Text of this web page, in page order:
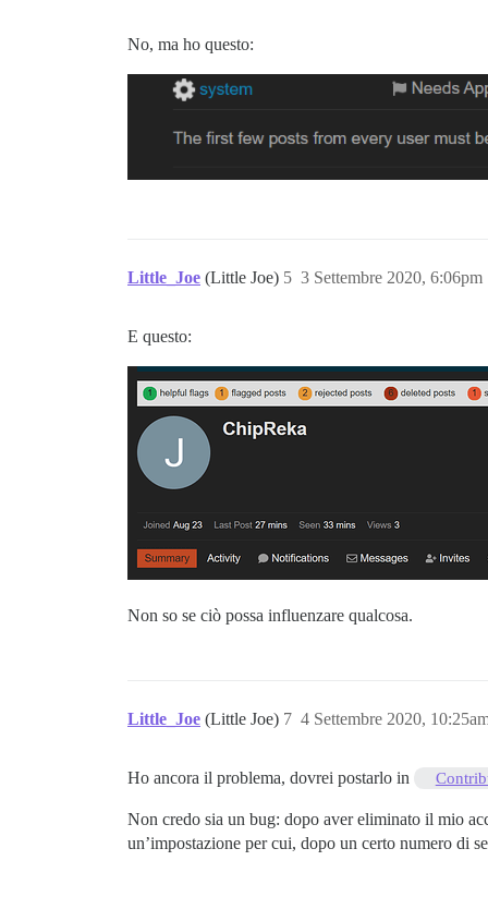
No, ma ho questo:
Little_Joe (Little Joe) 3 Settembre 2020, 6:06pm
5
E questo:
Non so se ciò possa influenzare qualcosa.
Little_Joe (Little Joe) 4 Settembre 2020,
7
Ho ancora il problema, dovrei postarlo in
Non credo sia un bug: dopo aver eliminato il mio
un’impostazione per cui, dopo un certo numero di